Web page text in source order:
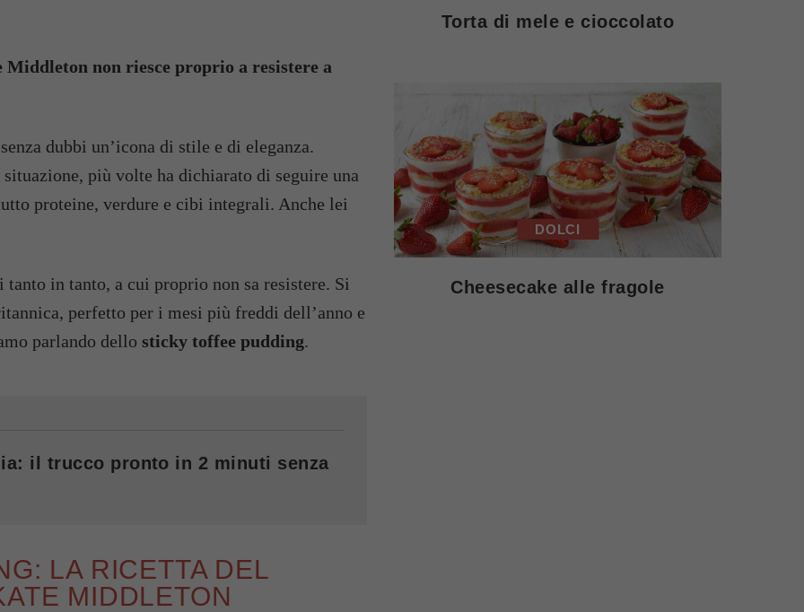
non riesce proprio a resistere a
dubbi un’icona di stile e di eleganza.
più volte ha dichiarato di seguire una
proteine, verdure e cibi integrali. Anche lei
in tanto, a cui proprio non sa resistere. Si
perfetto per i mesi più freddi dell’anno e
parlando dello sticky toffee pudding.
il trucco pronto in 2 minuti senza
LA RICETTA DEL
MIDDLETON
Torta di mele e cioccolato
DOLCI
Cheesecake alle fragole